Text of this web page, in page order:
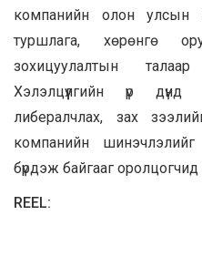
компанийн олон улсын
туршлага, хөрөнгө
зохицуулалтын
Хэлэлцүүлгийн үр
либералчлах, зах
компанийн
бүрдэж байгааг
REEL: